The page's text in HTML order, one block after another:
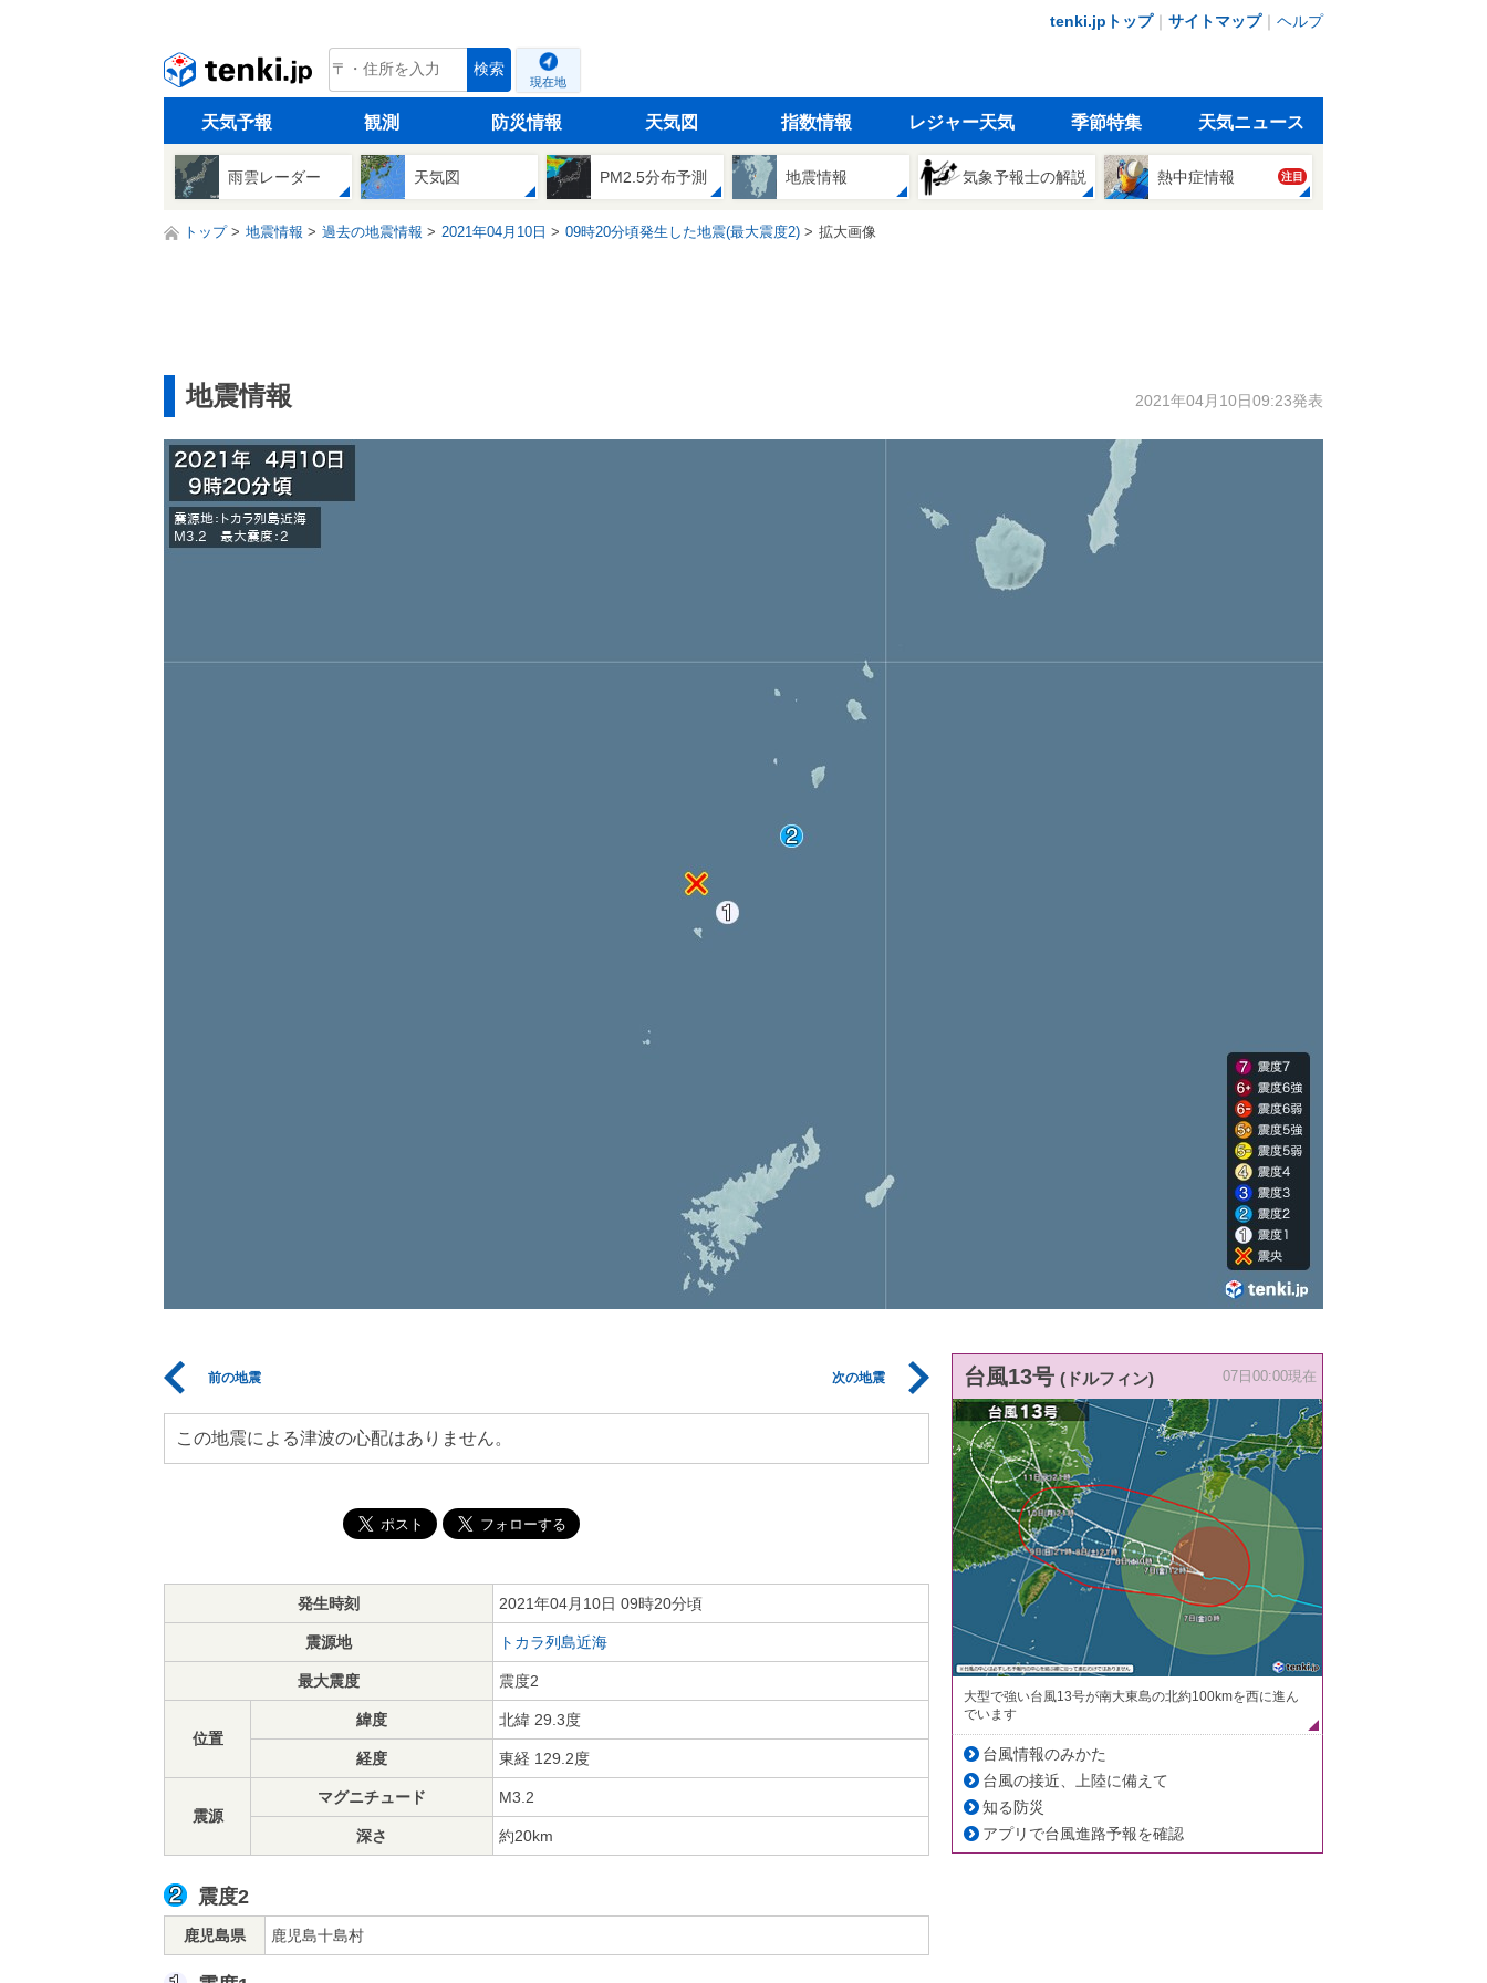
tenki.jpトップ｜ サイトマップ｜ ヘルプ
tenki.jp 検索
現在地
天気予報 観測 防災情報 天気図 指数情報 レジャー天気 季節特集 天気ニュース
雨雲レーダー 天気図 PM2.5分布予測 地震情報 気象予報士の解説 熱中症情報 注目
トップ 地震情報 過去の地震情報 2021年04月10日 09時20分頃発生した地震(最大震度2) 拡大画像
地震情報 2021年04月10日09:23発表
前の地震 次の地震
この地震による津波の心配はありません。
発生時刻 2021年04月10日 09時20分頃
震源地 トカラ列島近海
最大震度 震度2
位置
緯度 北緯 29.3度
経度 東経 129.2度
震源
マグニチュード M3.2
深さ 約20km
震度2
鹿児島県 鹿児島十島村
台風13号 (ドルフィン) 07日00:00現在
大型で強い台風13号が南大東島の北約100kmを西に進ん
でいます
台風情報のみかた
台風の接近、上陸に備えて
知る防災
アプリで台風進路予報を確認